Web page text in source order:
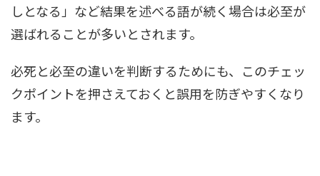
しとなる」など結果を述べる語が続く場合は必至が
選ばれることが多いとされます。
必死と必至の違いを判断するためにも、このチェッ
クポイントを押さえておくと誤用を防ぎやすくなり
ます。